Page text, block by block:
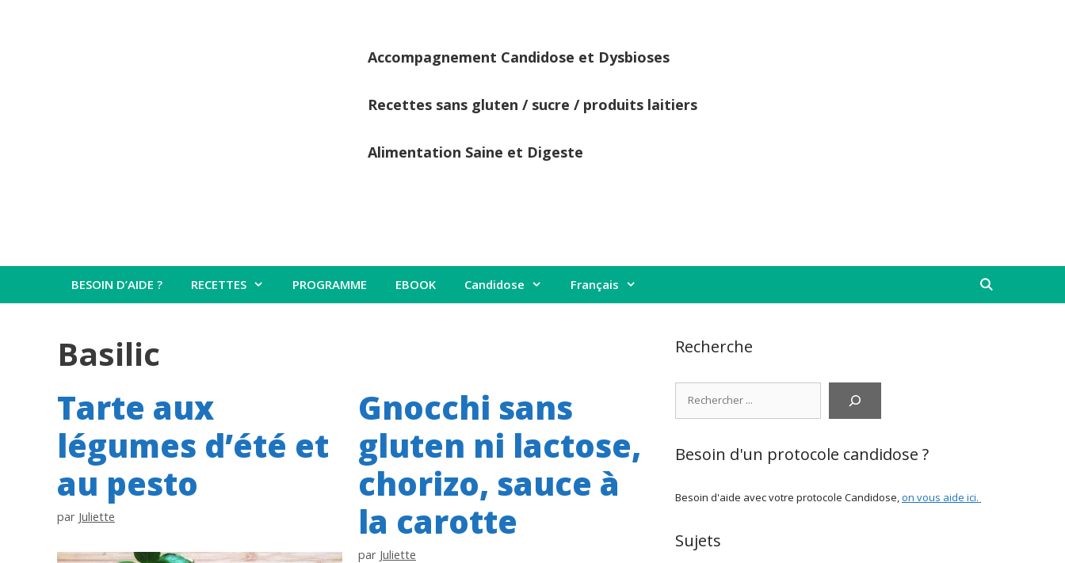
Accompagnement Candidose et Dysbioses
Recettes sans gluten / sucre / produits laitiers
Alimentation Saine et Digeste
BESOIN D’AIDE ? RECETTES PROGRAMME EBOOK Candidose Français
Basilic
Tarte aux
légumes d’été et
au pesto
par Juliette
Gnocchi sans
gluten ni lactose,
chorizo, sauce à
la carotte
par Juliette
Recherche
Besoin d'un protocole candidose ?
Besoin d'aide avec votre protocole Candidose, on vous aide ici.
Sujets